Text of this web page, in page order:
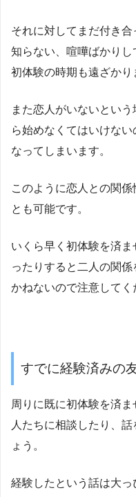
それに対してまだ付き合
知らない、喧嘩ばかり
初体験の時期も遠ざかり
また恋人がいないとい
ら始めなくてはいけな
なってしまいます。
このように恋人との関
とも可能です。
いくら早く初体験を済
ったりすると二人の関
かねないので注意してく
すでに経験済みの
周りに既に初体験を済
人たちに相談したり、
ょう。
経験したという話は大